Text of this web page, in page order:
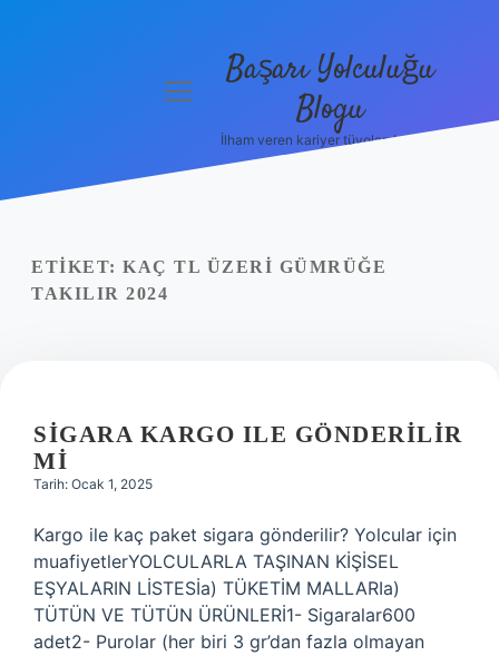
Yasal Uyarı
menüyüBaşarı Yolculuğu
Blogu
İlham veren kariyer tüyoları burada!
ETIKET: KAÇ TL ÜZERI GÜMRÜĞE
TAKILIR 2024
SIGARA KARGO ILE GÖNDERILIR
MI
Tarih: Ocak 1, 2025
Kargo ile kaç paket sigara gönderilir? Yolcular için
muafiyetlerYOLCULARLA TAŞINAN KİŞİSEL
EŞYALARIN LİSTESİa) TÜKETİM MALLARIa)
TÜTÜN VE TÜTÜN ÜRÜNLERİ1- Sigaralar600
adet2- Purolar (her biri 3 gr’dan fazla olmayan